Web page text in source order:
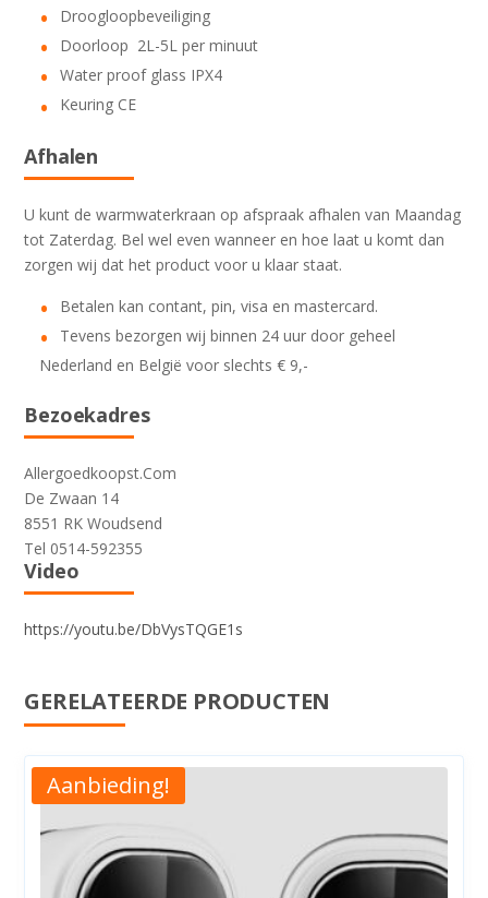
Droogloopbeveiliging
Doorloop 2L-5L per minuut
Water proof glass IPX4
Keuring CE
Afhalen
U kunt de warmwaterkraan op afspraak afhalen van Maandag
tot Zaterdag. Bel wel even wanneer en hoe laat u komt dan
zorgen wij dat het product voor u klaar staat.
Betalen kan contant, pin, visa en mastercard.
Tevens bezorgen wij binnen 24 uur door geheel
Nederland en België voor slechts € 9,-
Bezoekadres
Allergoedkoopst.Com
De Zwaan 14
8551 RK Woudsend
Tel 0514-592355
Video
https://youtu.be/DbVysTQGE1s
GERELATEERDE PRODUCTEN
Aanbieding!